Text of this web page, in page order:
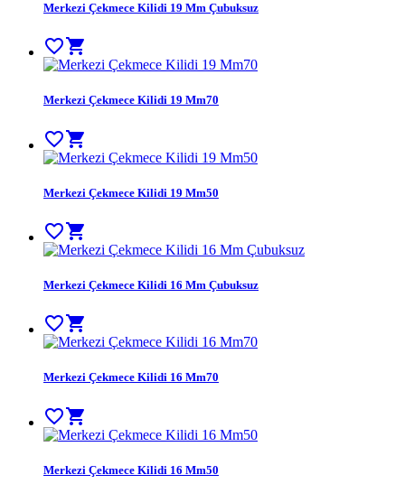
Merkezi Çekmece Kilidi 19 Mm Çubuksuz
favorite_bordershopping_cart
Merkezi Çekmece Kilidi 19 Mm70
favorite_bordershopping_cart
Merkezi Çekmece Kilidi 19 Mm50
favorite_bordershopping_cart
Merkezi Çekmece Kilidi 16 Mm Çubuksuz
favorite_bordershopping_cart
Merkezi Çekmece Kilidi 16 Mm70
favorite_bordershopping_cart
Merkezi Çekmece Kilidi 16 Mm50